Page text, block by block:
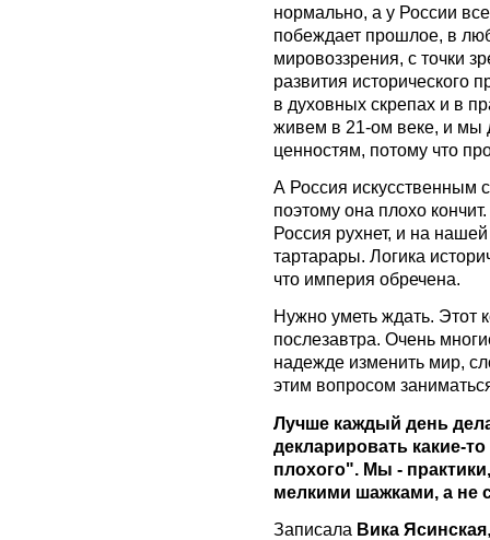
нормально, а у России
побеждает прошлое, в
мировоззрения, с точки
развития исторического
в духовных скрепах и в
живем в 21-ом веке, и мы
ценностям, потому что
А Россия искусственным
поэтому она плохо
Россия рухнет, и на
тартарары. Логика
что империя обречена.
Нужно уметь ждать. Этот
послезавтра. Очень
надежде изменить мир,
этим вопросом
Лучше каждый день
декларировать какие-
плохого". Мы -
мелкими шажками, а не
Записала Вика Ясинская,